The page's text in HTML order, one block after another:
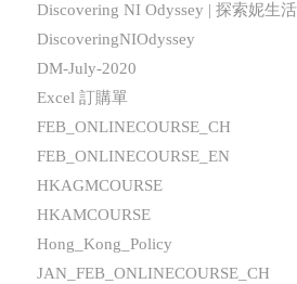
Discovering NI Odyssey | 探索妮生活
DiscoveringNIOdyssey
DM-July-2020
Excel 訂購單
FEB_ONLINECOURSE_CH
FEB_ONLINECOURSE_EN
HKAGMCOURSE
HKAMCOURSE
Hong_Kong_Policy
JAN_FEB_ONLINECOURSE_CH